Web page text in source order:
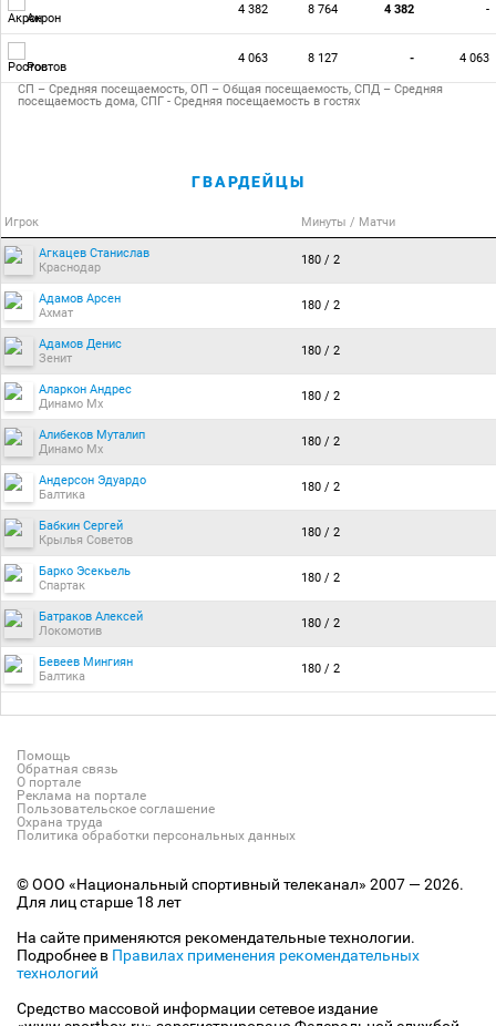
Акрон
4 382 8 764 4 382 -
Ростов
4 063 8 127 - 4 063
СП – Средняя посещаемость, ОП – Общая посещаемость, СПД – Средняя
посещаемость дома, СПГ - Средняя посещаемость в гостях
ГВАРДЕЙЦЫ
Игрок Минуты / Матчи
Агкацев Станислав
Краснодар
180 / 2
Адамов Арсен
Ахмат
180 / 2
Адамов Денис
Зенит
180 / 2
Аларкон Андрес
Динамо Мх
180 / 2
Алибеков Муталип
Динамо Мх
180 / 2
Андерсон Эдуардо
Балтика
180 / 2
Бабкин Сергей
Крылья Советов
180 / 2
Барко Эсекьель
Спартак
180 / 2
Батраков Алексей
Локомотив
180 / 2
Бевеев Мингиян
Балтика
180 / 2
Помощь
Обратная связь
О портале
Реклама на портале
Пользовательское соглашение
Охрана труда
Политика обработки персональных данных
© ООО «Национальный спортивный телеканал» 2007 — 2026.
Для лиц старше 18 лет
На сайте применяются рекомендательные технологии.
Подробнее в Правилах применения рекомендательных
технологий
Средство массовой информации сетевое издание